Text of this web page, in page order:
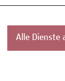
Alle Dienste